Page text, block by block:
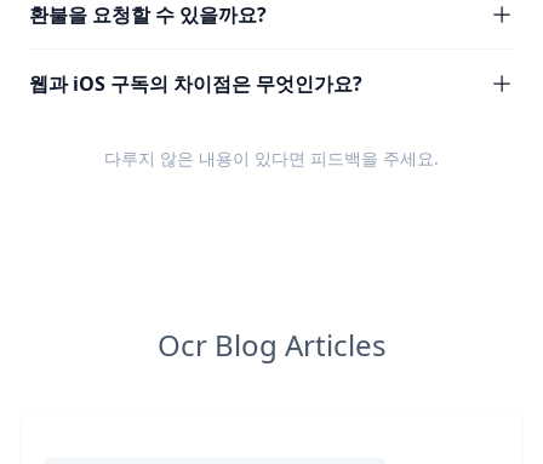
환불을 요청할 수 있을까요?
웹과 iOS 구독의 차이점은 무엇인가요?
다루지 않은 내용이 있다면 피드백을 주세요.
Ocr Blog Articles